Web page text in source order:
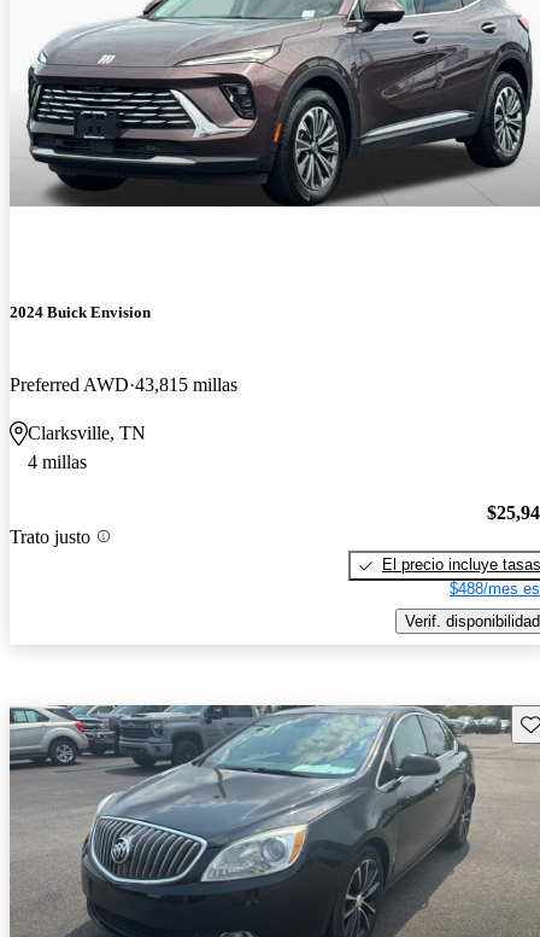
2024 Buick Envision
Preferred AWD 43,815 millas
Clarksville, TN
4 millas
Trato justo
El precio incluye tasas
$488/mes
Verif. disponibilidad